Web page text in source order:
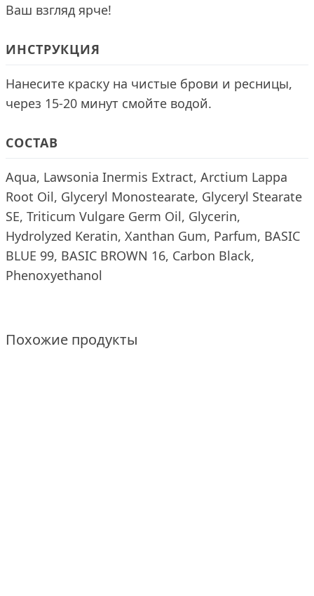
Ваш взгляд ярче!
ИНСТРУКЦИЯ
Нанесите краску на чистые брови и ресницы,
через 15-20 минут смойте водой.
СОСТАВ
Aqua, Lawsonia Inermis Extract, Arctium Lappa
Root Oil, Glyceryl Monostearate, Glyceryl Stearate
SE, Triticum Vulgare Germ Oil, Glycerin,
Hydrolyzed Keratin, Xanthan Gum, Parfum, BASIC
BLUE 99, BASIC BROWN 16, Carbon Black,
Phenoxyethanol
Похожие продукты